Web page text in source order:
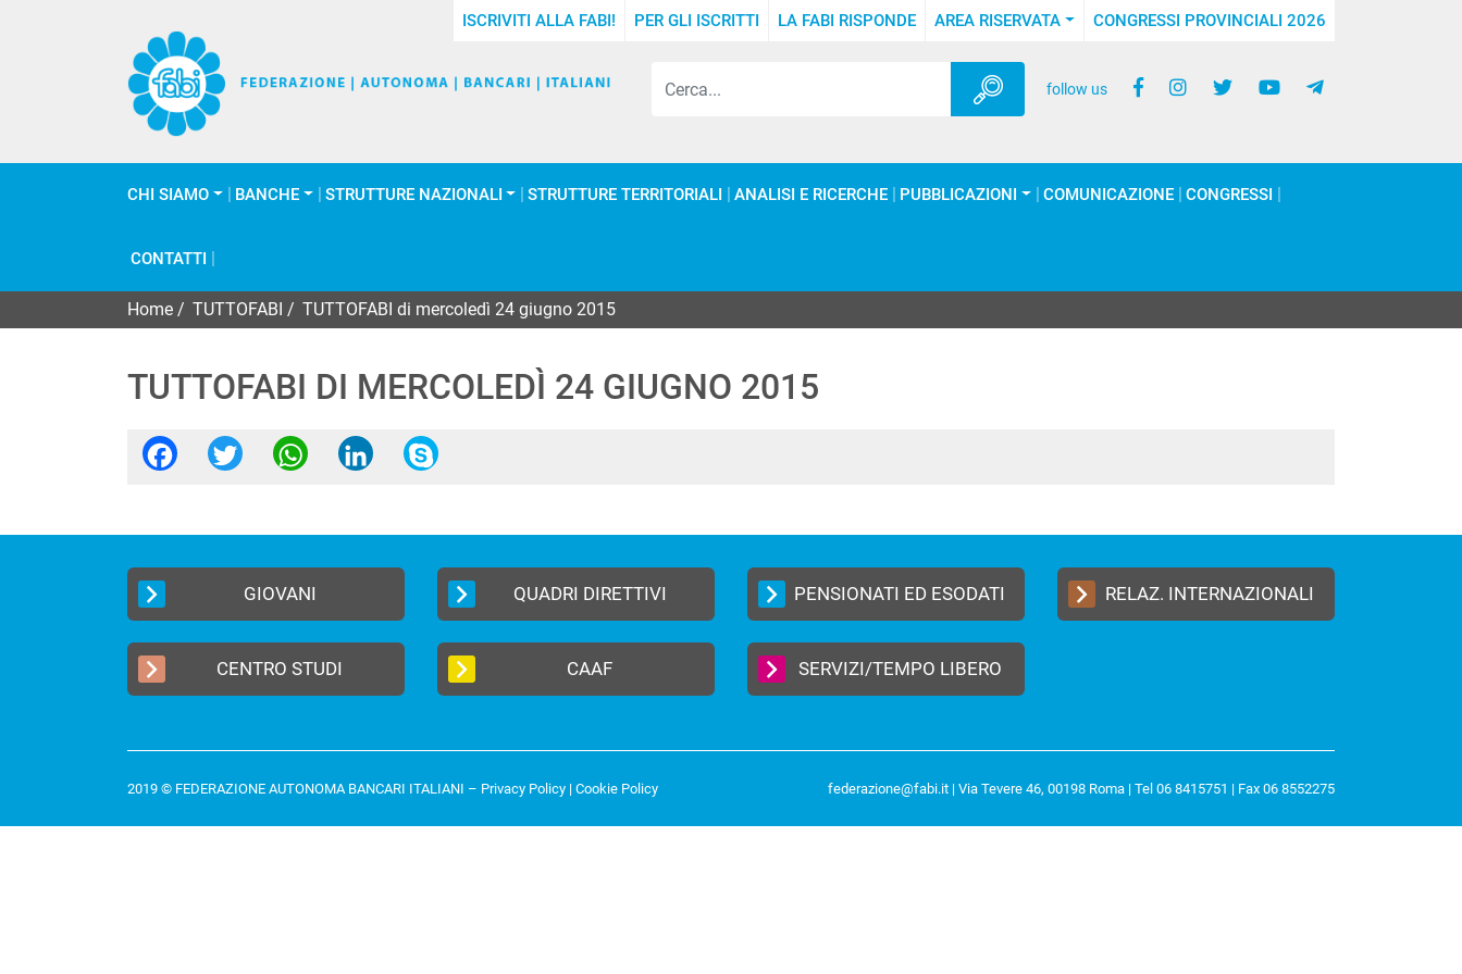
ISCRIVITI ALLA FABI! PER GLI ISCRITTI LA FABI RISPONDE AREA RISERVATA CONGRESSI PROVINCIALI 2026
follow us
CHI SIAMO BANCHE STRUTTURE NAZIONALI STRUTTURE TERRITORIALI ANALISI E RICERCHE PUBBLICAZIONI COMUNICAZIONE CONGRESSI
CONTATTI
Home TUTTOFABI TUTTOFABI di mercoledì 24 giugno 2015
TUTTOFABI DI MERCOLEDÌ 24 GIUGNO 2015
FacebookTwitterWhatsApp
LinkedIn
GIOVANI QUADRI DIRETTIVI PENSIONATI ED ESODATI RELAZ. INTERNAZIONALI
CENTRO STUDI CAAF SERVIZI/TEMPO LIBERO
2019 © FEDERAZIONE AUTONOMA BANCARI ITALIANI – Privacy Policy | Cookie Policy federazione@fabi.it | Via Tevere 46, 00198 Roma | Tel 06 8415751 | Fax 06 8552275